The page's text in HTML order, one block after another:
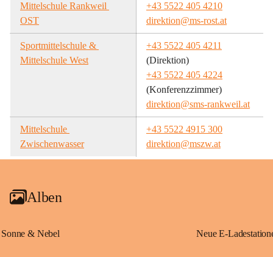
Mittelschule Rankweil
OST
+43 5522 405 4210
direktion@ms-rost.at
Sportmittelschule &
Mittelschule West
+43 5522 405 4211
(Direktion)
+43 5522 405 4224
(Konferenzzimmer)
direktion@sms-rankweil.at
Mittelschule
Zwischenwasser
+43 5522 4915 300
direktion@mszw.at
Alben
Sonne & Nebel